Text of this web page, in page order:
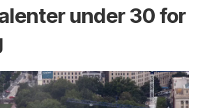
under 30 for